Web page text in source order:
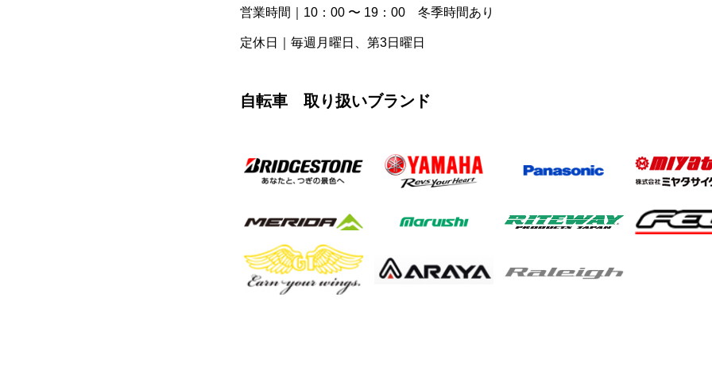
営業時間｜10：00 〜 19：00 冬季時間あり
定休日｜毎週月曜日、第3日曜日
自転車 取り扱いブランド